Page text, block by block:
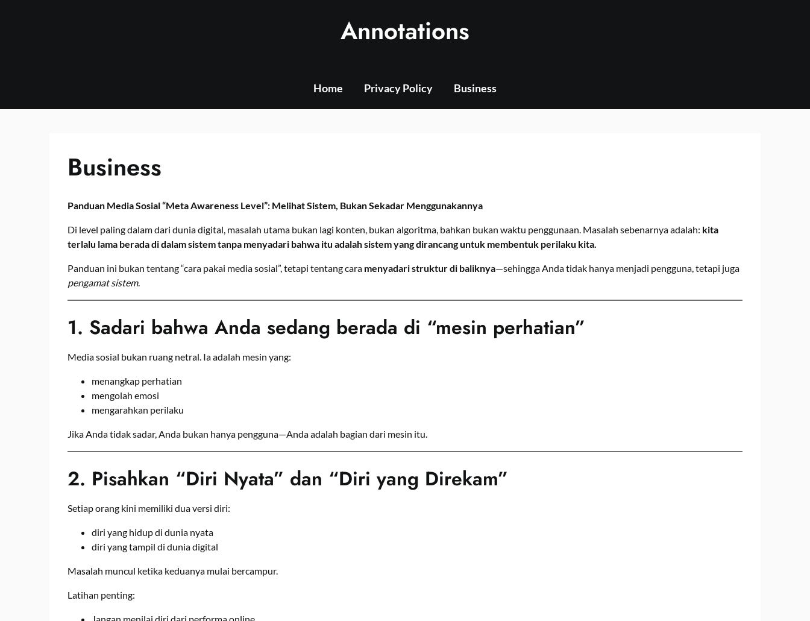
Annotations
Home Privacy Policy Business
Business
Panduan Media Sosial “Meta Awareness Level”: Melihat Sistem, Bukan Sekadar Menggunakannya
Di level paling dalam dari dunia digital, masalah utama bukan lagi konten, bukan algoritma, bahkan bukan waktu penggunaan. Masalah sebenarnya adalah: kita
terlalu lama berada di dalam sistem tanpa menyadari bahwa itu adalah sistem yang dirancang untuk membentuk perilaku kita.
Panduan ini bukan tentang “cara pakai media sosial”, tetapi tentang cara menyadari struktur di baliknya—sehingga Anda tidak hanya menjadi pengguna, tetapi juga
pengamat sistem.
1. Sadari bahwa Anda sedang berada di “mesin perhatian”
Media sosial bukan ruang netral. Ia adalah mesin yang:
menangkap perhatian
mengolah emosi
mengarahkan perilaku
Jika Anda tidak sadar, Anda bukan hanya pengguna—Anda adalah bagian dari mesin itu.
2. Pisahkan “Diri Nyata” dan “Diri yang Direkam”
Setiap orang kini memiliki dua versi diri:
diri yang hidup di dunia nyata
diri yang tampil di dunia digital
Masalah muncul ketika keduanya mulai bercampur.
Latihan penting: